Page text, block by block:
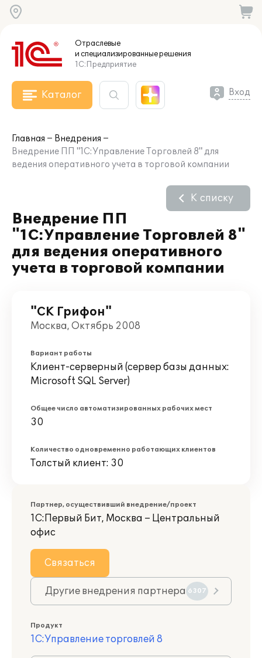
Отраслевые
и специализированныерешения
1С:Предприятие
Каталог Вход
Главная
Внедрения
Внедрение ПП "1С:Управление Торговлей 8" для
ведения оперативного учета в торговой компании
Внедрение ПП
"1С:Управление Торговлей 8"
для ведения оперативного
учета в торговой компании
К списку
"СК Грифон"
Москва, Октябрь 2008
Вариант работы
Клиент-серверный (сервер базы данных:
Microsoft SQL Server)
Общее число автоматизированных рабочих мест
30
Количество одновременно работающих клиентов
Толстый клиент: 30
Партнер, осуществивший внедрение/проект
1С:Первый Бит, Москва – Центральный
офис
Связаться
Другие внедрения партнера 6307
Продукт
1С:Управление торговлей 8